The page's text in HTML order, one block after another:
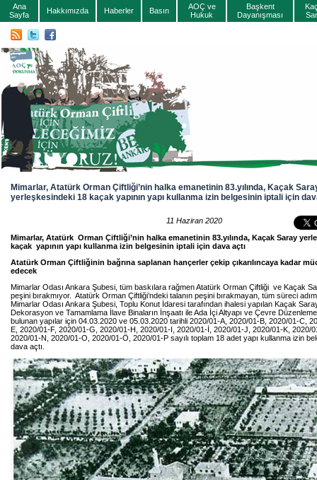
Ana
Sayfa
Hakkımızda Haberler Basın
AOÇ ve
Hukuk
Başkent
Dayanışması
Mimarlar, Atatürk Orman Çiftliği’nin halka emanetinin 83.yılında, Kaçak
yerleşkesindeki 18 kaçak yapının yapı kullanma izin belgesinin iptali için
11 Haziran 2020
Mimarlar, Atatürk Orman Çiftliği’nin halka emanetinin 83.yılında, Kaçak Saray
kaçak yapının yapı kullanma izin belgesinin iptali için dava açtı
Atatürk Orman Çiftliğinin bağrına saplanan hançerler çekip çıkarılıncaya kadar
edecek
Mimarlar Odası Ankara Şubesi, tüm baskılara rağmen Atatürk Orman Çiftliği ve Kaçak
peşini bırakmıyor. Atatürk Orman Çiftliği’ndeki talanın peşini bırakmayan, tüm süreci
Mimarlar Odası Ankara Şubesi, Toplu Konut İdaresi tarafından ihalesi yapılan Kaçak
Dekorasyon ve Tamamlama İlave Binaların İnşaatı ile Ada İçi Altyapı ve Çevre
bulunan yapılar için 04.03.2020 ve 05.03.2020 tarihli 2020/01-A, 2020/01-B, 2020/01-C,
E, 2020/01-F, 2020/01-G, 2020/01-H, 2020/01-I, 2020/01-İ, 2020/01-J, 2020/01-K, 2020/
2020/01-N, 2020/01-O, 2020/01-Ö, 2020/01-P sayılı toplam 18 adet yapı kullanma izin
dava açtı.